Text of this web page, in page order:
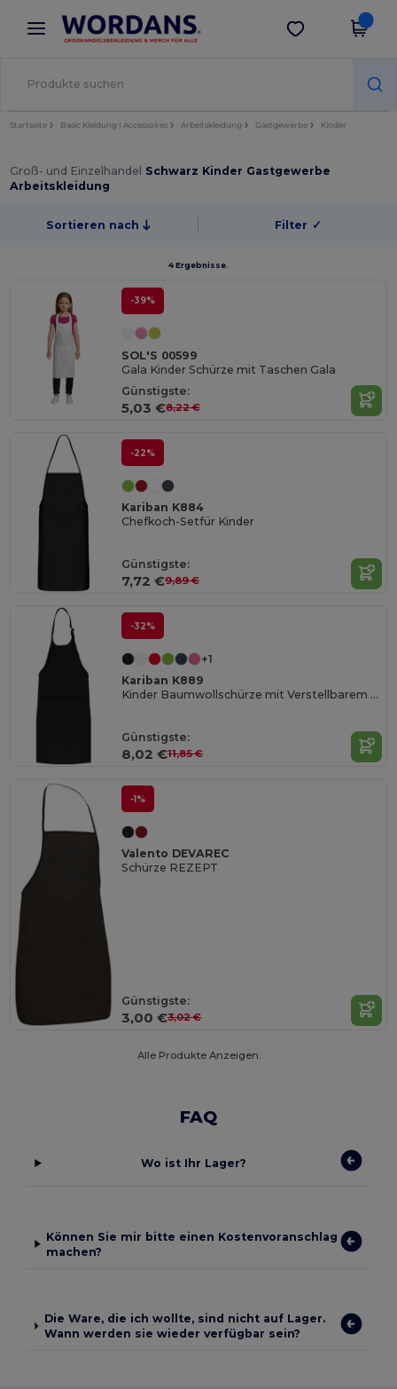
× Wordans App
Bessere Preise in der App!
App holen
Startseite Basic Kleidung | Accessoires Arbeitskleidung Gastgewerbe Kinder
Groß- und Einzelhandel Schwarz Kinder Gastgewerbe
Arbeitskleidung
Sortieren nach Filter ✓
4 Ergebnisse.
-39%
SOL'S 00599
Gala Kinder Schürze mit Taschen Gala
Günstigste:
5,03 €8,22 €
-22%
Kariban K884
Chefkoch-Setfür Kinder
Günstigste:
7,72 €9,89 €
-32%
+1
Kariban K889
Kinder Baumwollschürze mit Verstellbarem Nackengurt
Günstigste:
8,02 €11,85 €
-1%
Valento DEVAREC
Schürze REZEPT
Günstigste:
3,00 €3,02 €
Alle Produkte Anzeigen.
FAQ
Wo ist Ihr Lager?
Können Sie mir bitte einen Kostenvoranschlag
machen?
Die Ware, die ich wollte, sind nicht auf Lager.
Wann werden sie wieder verfügbar sein?